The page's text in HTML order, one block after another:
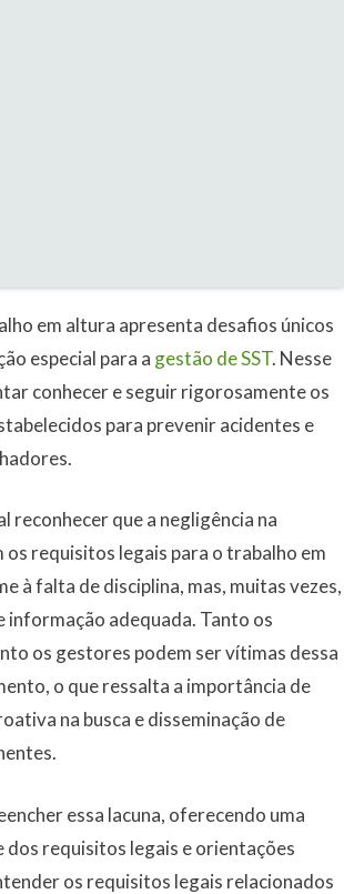
em altura apresenta desafios únicos
especial para a gestão de SST. Nesse
conhecer e seguir rigorosamente os
para prevenir acidentes e
reconhecer que a negligência na
requisitos legais para o trabalho em
à falta de disciplina, mas, muitas vezes,
informação adequada. Tanto os
os gestores podem ser vítimas dessa
o que ressalta a importância de
na busca e disseminação de
essa lacuna, oferecendo uma
dos requisitos legais e orientações
os requisitos legais relacionados